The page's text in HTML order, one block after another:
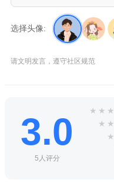
选择头像:
请文明发言，遵守社区规范
3.0
5人评分
★ ★ ★
★ ★
★